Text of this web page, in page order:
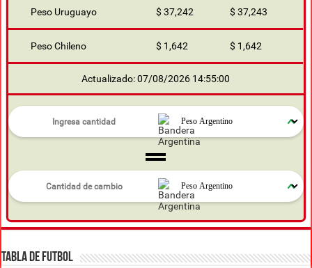
Peso Uruguayo $ 37,242 $ 37,243
Peso Chileno $ 1,642 $ 1,642
Actualizado: 07/08/2026 14:55:00
TABLA DE FUTBOL